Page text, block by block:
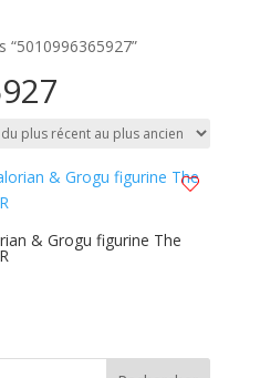
& Grogu figurine The